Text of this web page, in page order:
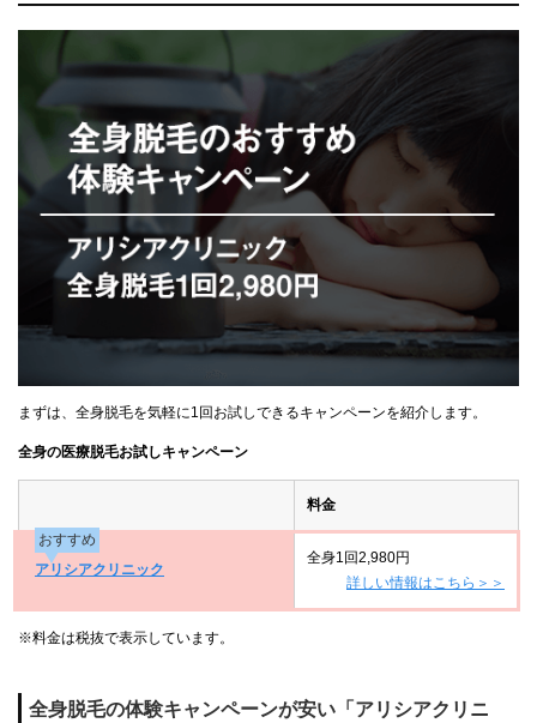
まずは、全身脱毛を気軽に1回お試しできるキャンペーンを紹介します。
全身の医療脱毛お試しキャンペーン
料金
おすすめ
アリシアクリニック
全身1回2,980円
詳しい情報はこちら＞＞
※料金は税抜で表示しています。
全身脱毛の体験キャンペーンが安い「アリシアクリニ